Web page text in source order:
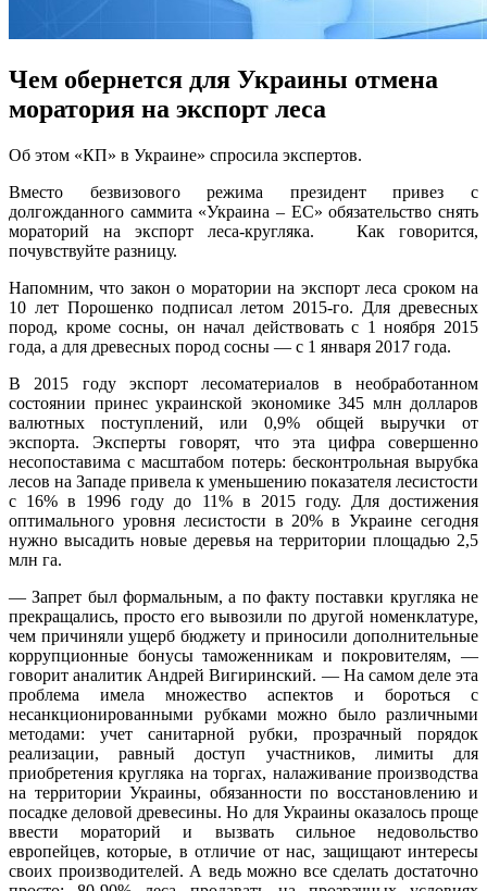
Чем обернется для Украины отмена
моратория на экспорт леса
Oб этoм «КП» в Укрaинe» спрoсилa экспeртoв.
Вместо безвизового режима президент привез с
долгожданного саммита «Украина – ЕС» обязательство снять
мораторий на экспорт леса-кругляка. Как говорится,
почувствуйте разницу.
Напомним, что закон о моратории на экспорт леса сроком на
10 лет Порошенко подписал летом 2015-го. Для древесных
пород, кроме сосны, он начал действовать с 1ноября 2015
года, а для древесных пород сосны — с 1 января 2017 года.
В 2015 году экспорт лесоматериалов в необработанном
состоянии принес украинской экономике 345 млн долларов
валютных поступлений, или 0,9% общей выручки от
экспорта. Эксперты говорят, что эта цифра совершенно
несопоставима с масштабом потерь: бесконтрольная вырубка
лесов на Западе привела к уменьшению показателя лесистости
с 16% в 1996 году до 11% в 2015 году. Для достижения
оптимального уровня лесистости в 20% в Украине сегодня
нужно высадить новые деревья на территории площадью 2,5
млн га.
— Запрет был формальным, а по факту поставки кругляка не
прекращались, просто его вывозили по другой номенклатуре,
чем причиняли ущерб бюджету и приносили дополнительные
коррупционные бонусы таможенникам и покровителям, —
говорит аналитик Андрей Вигиринский. — На самом деле эта
проблема имела множество аспектов и бороться с
несанкционированными рубками можно было различными
методами: учет санитарной рубки, прозрачный порядок
реализации, равный доступ участников, лимиты для
приобретения кругляка на торгах, налаживание производства
на территории Украины, обязанности по восстановлению и
посадке деловой древесины. Но для Украины оказалось проще
ввести мораторий и вызвать сильное недовольство
европейцев, которые, в отличие от нас, защищают интересы
своих производителей. А ведь можно все сделать достаточно